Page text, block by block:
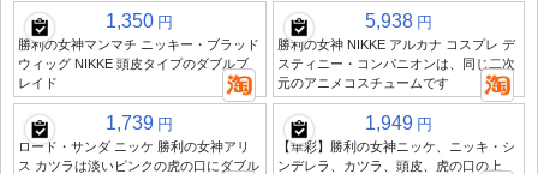
1,350 円
勝利の女神マンマチ ニッキー・ブラッド
ウィッグ NIKKE 頭皮タイプのダブルブ
レイド
5,938 円
勝利の女神 NIKKE アルカナ コスプレ デ
スティニー・コンパニオンは、同じ二次
元のアニメコスチュームです
1,739 円
ロード・サンダ ニッケ 勝利の女神アリ
ス カツラは淡いピンクの虎の口にダブル
1,949 円
【華彩】勝利の女神ニッケ、ニッキ・シ
ンデレラ、カツラ、頭皮、虎の口の上